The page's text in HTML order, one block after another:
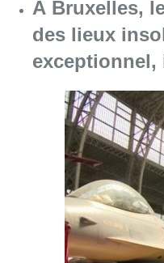
À Bruxelles,
des lieux
exceptionnel,